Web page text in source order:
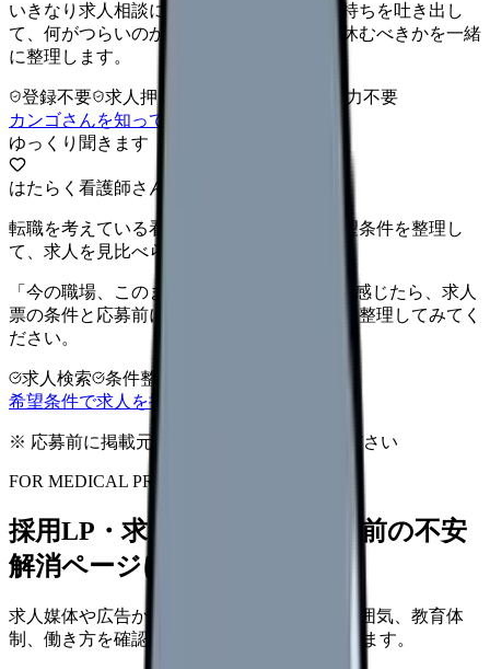
いきなり求人相談には進みません。今の気持ちを吐き出し
て、何がつらいのか、辞めるべきか、少し休むべきかを一緒
に整理します。
登録不要 求人押し売りなし
病院名は入力不要
カンゴさんを知ってから相談する
ゆっくり聞きます
はたらく看護師さん 求人
転職を考えている看護師さんへ。まずは希望条件を整理し
て、求人を見比べられます。
「今の職場、このままでいいのかな...」そう感じたら、求人
票の条件と応募前に確認したい不安を分けて整理してみてく
ださい。
求人検索 条件整理
希望条件で求人を探す
※ 応募前に掲載元の最新情報を確認してください
FOR MEDICAL PROVIDERS
採用LP・求人ページを、応募前の不安
解消ページにできます
求人媒体や広告から来た看護師が、職場の雰囲気、教育体
制、働き方を確認して応募できるLPを設計します。